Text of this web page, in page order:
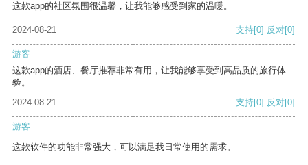
这款app的社区氛围很温馨，让我能够感受到家的温暖。
2024-08-21 支持[0] 反对[0]
游客
这款app的酒店、餐厅推荐非常有用，让我能够享受到高品质的旅行体
验。
2024-08-21
支持[0] 反对[0]
游客
这款软件的功能非常强大，可以满足我日常使用的需求。